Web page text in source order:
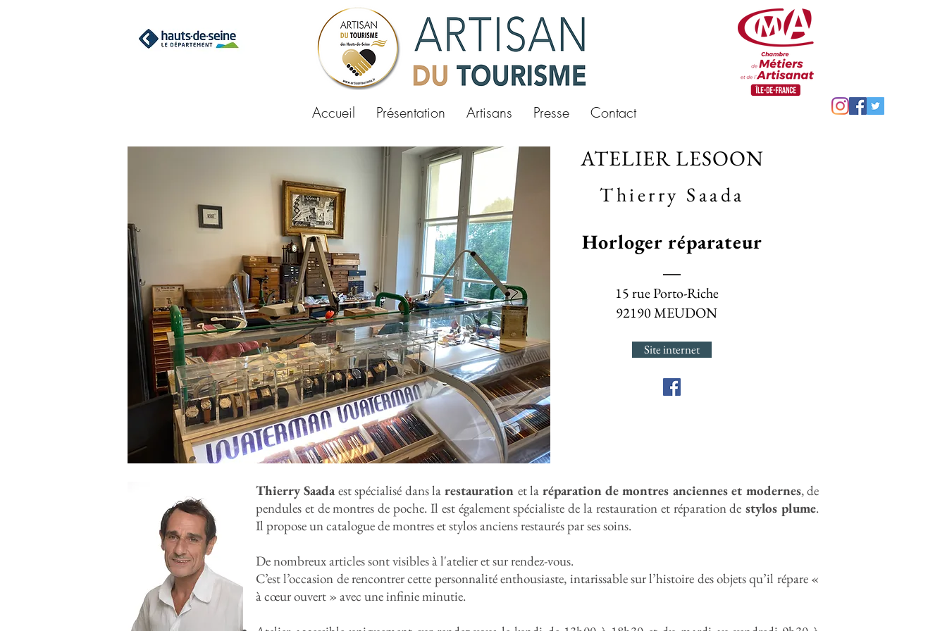
Accueil Présentation Artisans Presse Contact
ATELIER LESOON
Thierry Saada
Horloger réparateur
15 rue Porto-Riche
92190 MEUDON
Site internet
Thierry Saadaest spécialisé dans la restauration et la réparation de montres anciennes et modernes, de
pendules et de montres de poche. Il est également spécialiste de la restauration et réparation de stylos plume.
Il propose un catalogue de montres et stylos anciens restaurés par ses soins.
De nombreux articles sont visibles à l'atelier et sur rendez-vous.
C’est l’occasion de rencontrer cette personnalité enthousiaste, intarissable sur l’histoire des objets qu’il répare «
à cœur ouvert » avec une infinie minutie.